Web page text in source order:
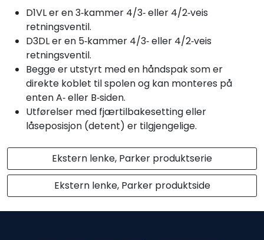
D1VL er en 3‑kammer 4/3‑ eller 4/2‑veis
retningsventil.
D3DL er en 5‑kammer 4/3‑ eller 4/2‑veis
retningsventil.
Begge er utstyrt med en håndspak som er
direkte koblet til spolen og kan monteres på
enten A‑ eller B‑siden.
Utførelser med fjærtilbakesetting eller
låseposisjon (detent) er tilgjengelige.
Ekstern lenke, Parker produktserie
Ekstern lenke, Parker produktside